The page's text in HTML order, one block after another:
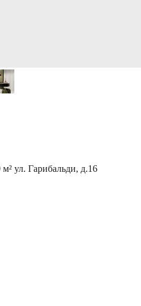
ул. Гарибальди, д.16